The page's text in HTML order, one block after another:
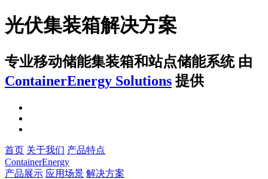
光伏集装箱解决方案
专业移动储能集装箱和站点储能系统 由
ContainerEnergy Solutions 提供
首页 关于我们 产品特点
ContainerEnergy
产品展示 应用场景 解决方案